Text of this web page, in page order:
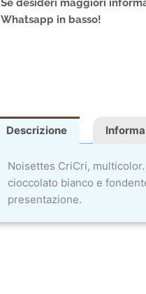
Se desideri maggiori
Whatsapp in basso!
Descrizione
Noisettes CriCri,
cioccolato bianco e
presentazione.